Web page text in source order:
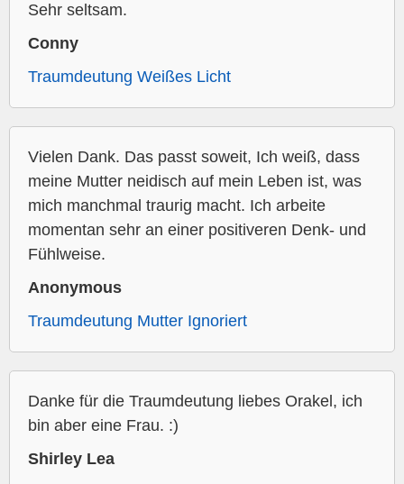
Sehr seltsam.
Conny
Traumdeutung Weißes Licht
Vielen Dank. Das passt soweit, Ich weiß, dass
meine Mutter neidisch auf mein Leben ist, was
mich manchmal traurig macht. Ich arbeite
momentan sehr an einer positiveren Denk- und
Fühlweise.
Anonymous
Traumdeutung Mutter Ignoriert
Danke für die Traumdeutung liebes Orakel, ich
bin aber eine Frau. :)
Shirley Lea